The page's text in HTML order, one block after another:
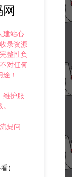
建站心
录资源
整性负
对任何
！
维护服
提问！
）